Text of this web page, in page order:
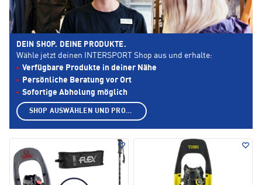
DEIN SHOP. DEINE PRODUKTE.
Wähle jetzt deinen INTERSPORT Shop aus und erhalte:
Verfügbare Produkte in deiner Nähe
Persönliche Beratung vor Ort
Sofortige Abholung möglich
SHOP AUSWÄHLEN UND PRODUKTE ANZEIGEN